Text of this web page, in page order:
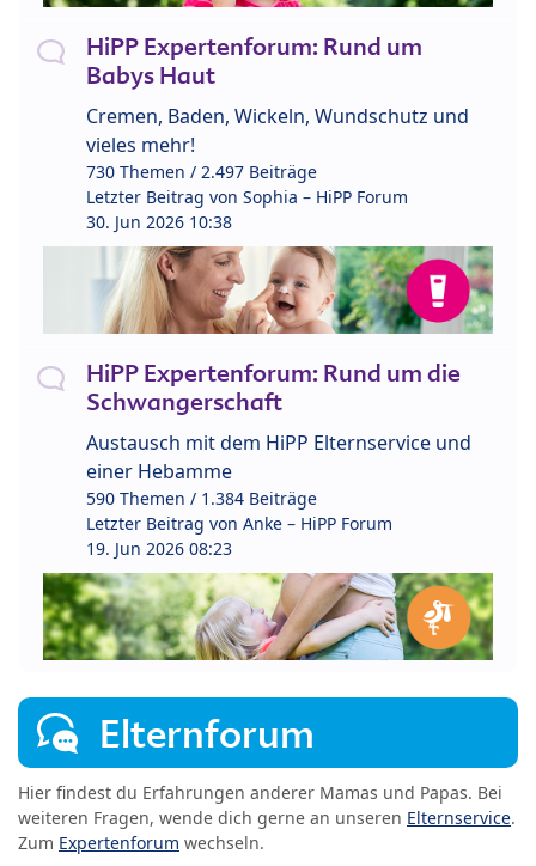
HiPP Expertenforum: Rund um
Babys Haut
Cremen, Baden, Wickeln, Wundschutz und
vieles mehr!
730 Themen / 2.497 Beiträge
Letzter Beitrag von Sophia – HiPP Forum
30. Jun 2026 10:38
HiPP Expertenforum: Rund um die
Schwangerschaft
Austausch mit dem HiPP Elternservice und
einer Hebamme
590 Themen / 1.384 Beiträge
Letzter Beitrag von Anke – HiPP Forum
19. Jun 2026 08:23
Elternforum
Hier findest du Erfahrungen anderer Mamas und Papas. Bei
weiteren Fragen, wende dich gerne an unseren Elternservice.
Zum Expertenforum wechseln.